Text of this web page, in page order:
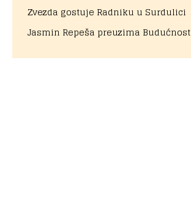
Zvezda gostuje Radniku u Surdulici
Jasmin Repeša preuzima Budućnost